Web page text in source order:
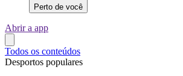
Perto de você
Abrir a app
Todos os conteúdos
Desportos populares